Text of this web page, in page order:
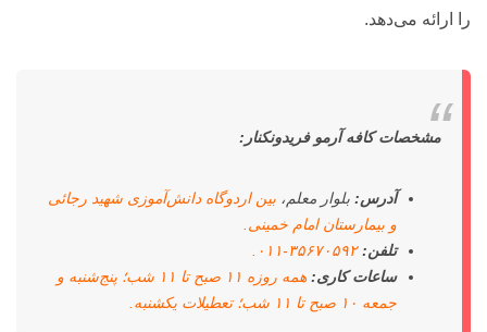
را ارائه می‌دهد.
مشخصات کافه آرمو فریدونکنار:
آدرس: بلوار معلم، بین اردوگاه دانش‌آموزی شهید رجائی
و بیمارستان امام خمینی.
تلفن: ۳۵۶۷۰۵۹۲-۰۱۱.
ساعات کاری:
همه روزه ۱۱ صبح تا ۱۱ شب؛ پنج‌شنبه و
جمعه ۱۰ صبح تا ۱۱ شب؛ تعطیلات یکشنبه.